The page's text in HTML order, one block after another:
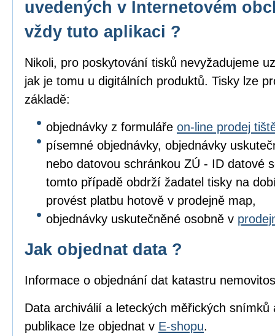
uvedených v Internetovém
vždy tuto aplikaci ?
Nikoli, pro poskytování tisků nevyžadujeme
jak je tomu u digitálních produktů. Tisky lze
základě:
objednávky z formuláře on-line prodej
písemné objednávky, objednávky
nebo datovou schránkou ZÚ - ID datové
tomto případě obdrží žadatel tisky na
provést platbu hotově v prodejně map,
objednávky uskutečněné osobně v
Jak objednat data ?
Informace o objednání dat katastru
Data archiválií a leteckých měřických
publikace lze objednat v E-shopu.